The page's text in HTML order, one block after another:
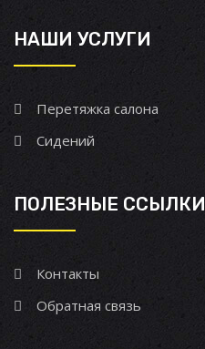
НАШИ УСЛУГИ
Перетяжка салона
Сидений
ПОЛЕЗНЫЕ ССЫЛКИ
Контакты
Обратная связь